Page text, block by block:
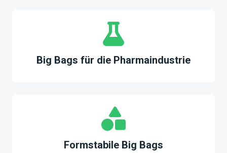
Big Bags für die Pharmaindustrie
Formstabile Big Bags